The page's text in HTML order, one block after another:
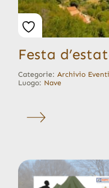
Festa
Categorie: Archivio Eventi
Luogo: Nave